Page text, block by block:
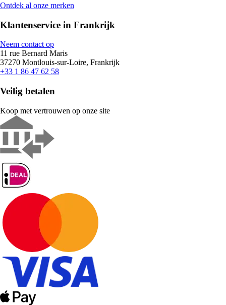
Ontdek al onze merken
Klantenservice in Frankrijk
Neem contact op
11 rue Bernard Maris
37270 Montlouis-sur-Loire, Frankrijk
+33 1 86 47 62 58
Veilig betalen
Koop met vertrouwen op onze site